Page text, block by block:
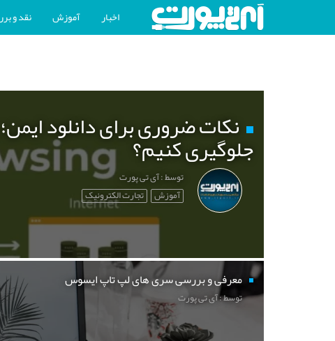
اخبار آموزش نقد و
نکات ضروری برای دانلود
جلوگیری کنیم؟
توسط : آی تی پورت
آموزش تجارت الکترونیک
معرفی و بررسی سری های لپ تاپ ایسوس
توسط : آی تی پورت